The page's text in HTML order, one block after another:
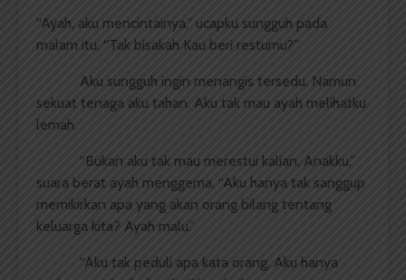
“Ayah, aku mencintainya,” ucapku sungguh pada
malam itu. “Tak bisakah Kau beri restumu?”
Aku sungguh ingin menangis tersedu. Namun
sekuat tenaga aku tahan. Aku tak mau ayah melihatku
lemah.
“Bukan aku tak mau merestui kalian, Anakku,”
suara berat ayah menggema. “Aku hanya tak sanggup
memikirkan apa yang akan orang bilang tentang
keluarga kita? Ayah malu.”
“Aku tak peduli apa kata orang. Aku hanya